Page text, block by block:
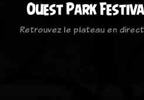
Ouest Park
Retrouvez le plateau en direct